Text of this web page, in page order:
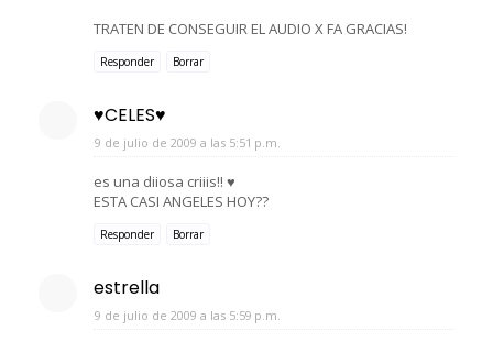
TRATEN DE CONSEGUIR EL AUDIO X FA GRACIAS!
Responder Borrar
♥CELES♥
9 de julio de 2009 a las 5:51 p.m.
es una diiosa criiis!! ♥
ESTA CASI ANGELES HOY??
Responder Borrar
estrella
9 de julio de 2009 a las 5:59 p.m.